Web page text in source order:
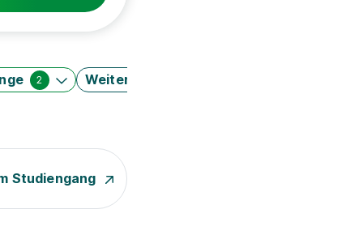
2 Weitere Filter
Studiengang